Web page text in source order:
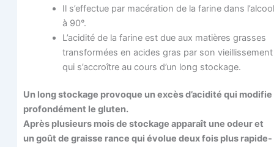
Il s’ef­fec­tue par macé­ra­tion de la farine dans l’alcool
à 90°.
L’acidité de la farine est due aux matières grasses
trans­for­mées en acides gras par son vieillis­se­ment
qui s’ac­croître au cours d’un long stockage.
Un long sto­ckage pro­voque un excès d’a­ci­di­té qui modi­fie
pro­fon­dé­ment le gluten.
Après plu­sieurs mois de sto­ckage appa­raît une odeur et
un goût de graisse rance qui évo­lue deux fois plus rapi­de­